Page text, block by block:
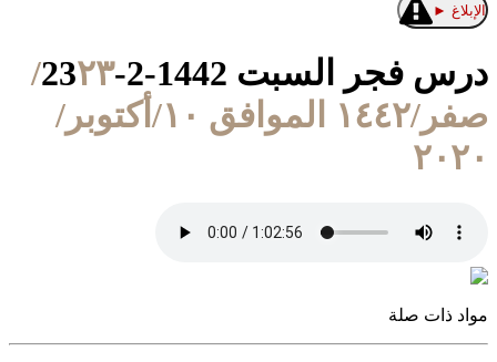
الإبلاغ ►
درس فجر السبت 1442-2-23
٢٣/
صفر/١٤٤٢ الموافق ١٠/أكتوبر/
٢٠٢٠
مواد ذات صلة